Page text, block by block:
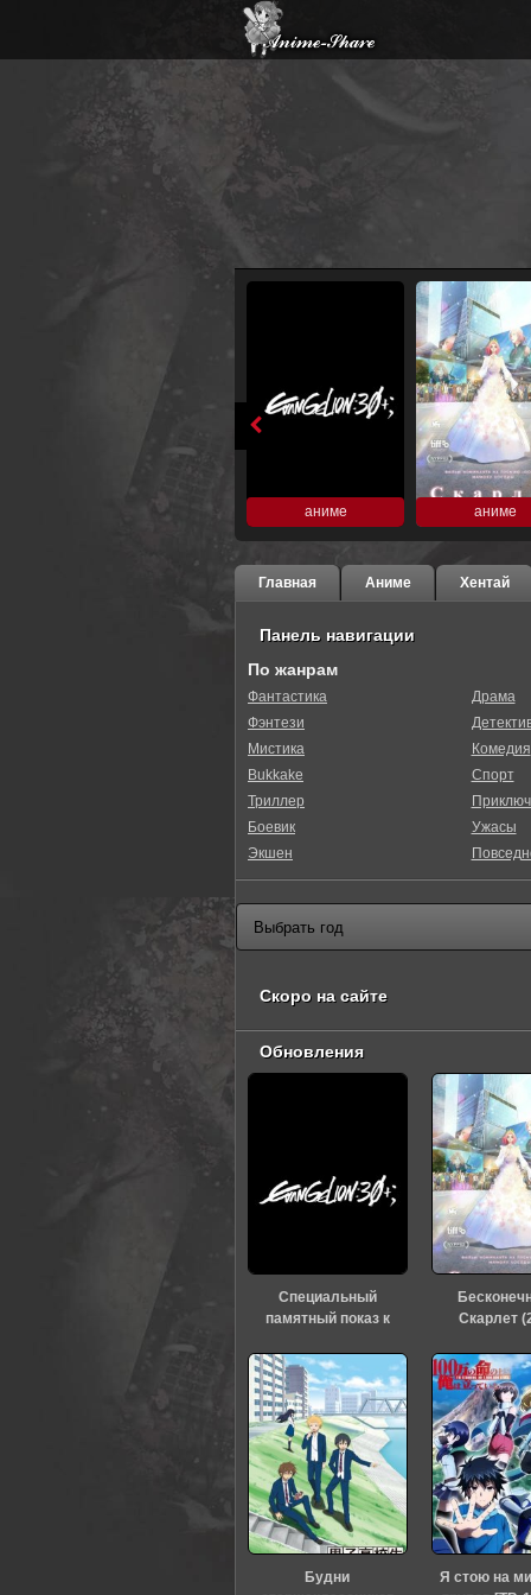
аниме аниме
Главная Аниме Хентай
Панель навигации
По жанрам
Фантастика
Фэнтези
Мистика
Bukkake
Триллер
Боевик
Экшен
Драма
Комедия
Спорт
Ужасы
Скоро на сайте
Обновления
Специальный
памятный показ к
«Евангелиона» (2026)
Скарлет
Будни
Я стою на